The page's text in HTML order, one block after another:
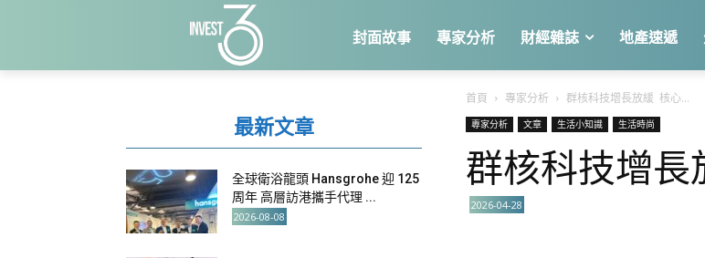
封面故事 專家分析 財經雜誌 地產速遞
首頁 專家分析 群核科技增長放緩 核心...
專家分析 文章 生活小知識 生活時尚
群核科技增
2026-04-28
最新文章
全球衛浴龍頭 Hansgrohe 迎 125
周年 高層訪港攜手代理 ...
2026-08-08